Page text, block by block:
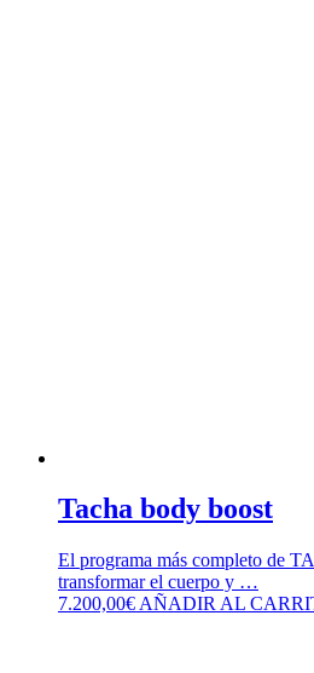
Tacha body boost
El programa más completo de
transformar el cuerpo y …
7.200,00€ AÑADIR AL